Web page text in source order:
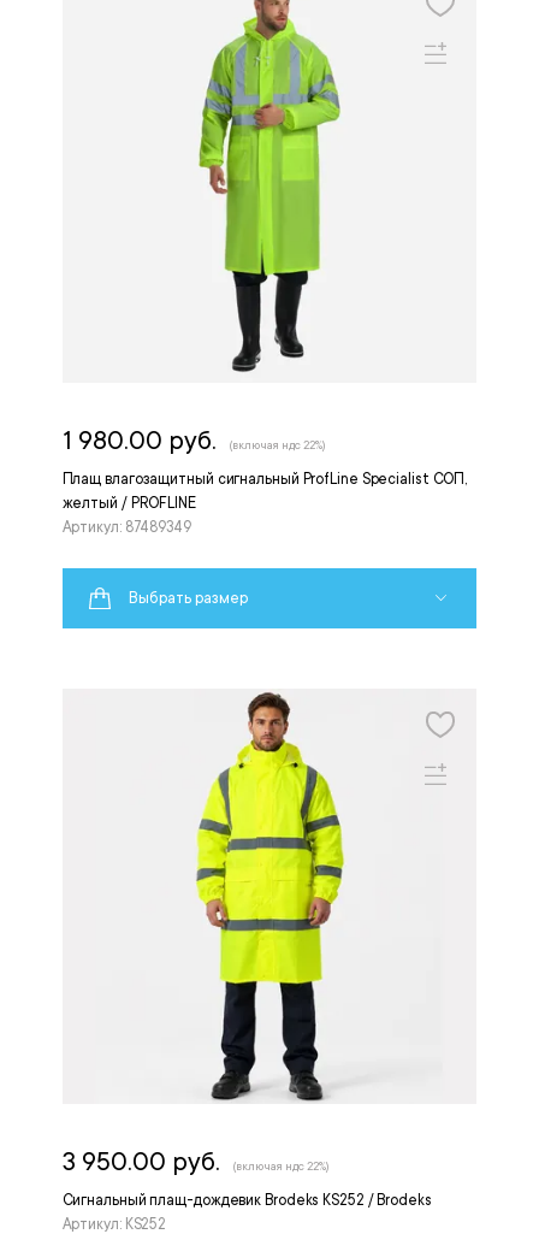
Плащ влагозащитный сигнальный ProfLine Specialist СОП,
желтый / PROFLINE
Артикул: 87489349
1 980.00 руб. (включая ндс 22%)
Выбрать размер
Сигнальный плащ-дождевик Brodeks KS252 / Brodeks
Артикул: KS252
3 950.00 руб. (включая ндс 22%)